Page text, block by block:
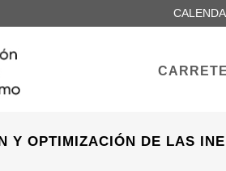
Y OPTIMIZACIÓN DE LAS